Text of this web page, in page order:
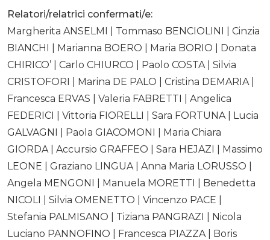
Relatori/relatrici confermati/e:
Margherita ANSELMI | Tommaso BENCIOLINI | Cinzia
BIANCHI | Marianna BOERO | Maria BORIO | Donata
CHIRICO’ | Carlo CHIURCO | Paolo COSTA | Silvia
CRISTOFORI | Marina DE PALO | Cristina DEMARIA |
Francesca ERVAS | Valeria FABRETTI | Angelica
FEDERICI | Vittoria FIORELLI | Sara FORTUNA | Lucia
GALVAGNI | Paola GIACOMONI | Maria Chiara
GIORDA | Accursio GRAFFEO | Sara HEJAZI | Massimo
LEONE | Graziano LINGUA | Anna Maria LORUSSO |
Angela MENGONI | Manuela MORETTI | Benedetta
NICOLI | Silvia OMENETTO | Vincenzo PACE |
Stefania PALMISANO | Tiziana PANGRAZI | Nicola
Luciano PANNOFINO | Francesca PIAZZA | Boris